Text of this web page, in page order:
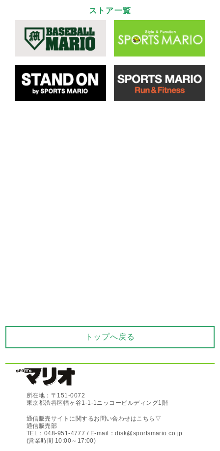
ストア一覧
トップへ戻る
所在地：〒151-0072
東京都渋谷区幡ヶ谷1-1-1ニッコービルディング1階
通信販売サイトに関するお問い合わせはこちら▽
通信販売部
TEL：048-951-4777 / E-mail：disk@sportsmario.co.jp
(営業時間 10:00～17:00)